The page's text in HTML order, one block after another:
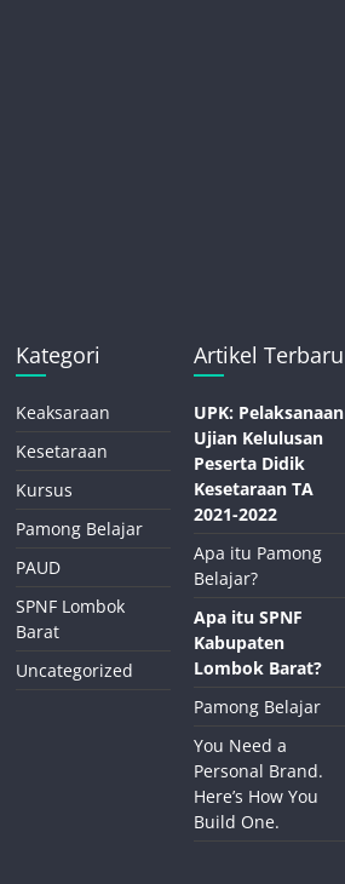
Kategori
Keaksaraan
Kesetaraan
Kursus
Pamong Belajar
PAUD
SPNF Lombok
Barat
Uncategorized
Artikel Terbaru
UPK: Pelaksanaan
Ujian Kelulusan
Peserta Didik
Kesetaraan TA
2021-2022
Apa itu Pamong
Belajar?
Apa itu SPNF
Kabupaten
Lombok Barat?
Pamong Belajar
You Need a
Personal Brand.
Here’s How You
Build One.